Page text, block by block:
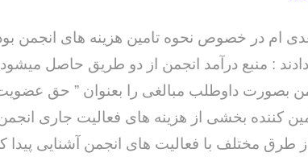
ام در خصوص نحوه تامین هزینه های انجمن بود
بصورت داوطلب مبالغی را بعنوان ” حق
طرق مختلف با فعالیت های انجمن آشنایی پیدا